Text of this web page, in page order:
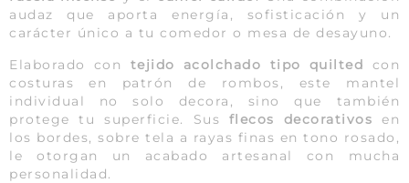
audaz que aporta energía, sofisticación y un
carácter único a tu comedor o mesa de desayuno.
Elaborado con tejido acolchado tipo quilted con
costuras en patrón de rombos, este mantel
individual no solo decora, sino que también
protege tu superficie. Sus flecos decorativos en
los bordes, sobre tela a rayas finas en tono rosado,
le otorgan un acabado artesanal con mucha
personalidad.